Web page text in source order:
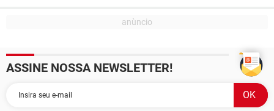
ASSINE NOSSA NEWSLETTER!